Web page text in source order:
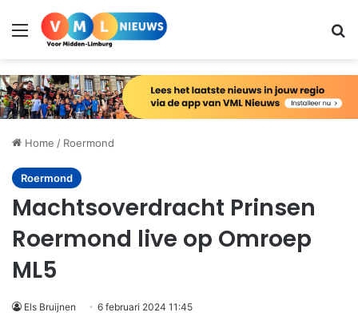
Menu
Home / Roermond
Roermond
Machtsoverdracht Prinsen
Roermond live op Omroep
ML5
Els Bruijnen 6 februari 2024 11:45